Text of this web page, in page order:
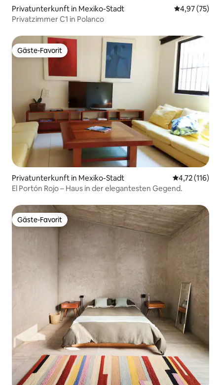
Privatunterkunft in Mexiko-Stadt
4,97 (75)
Privatzimmer C1 in Polanco
Gäste-Favorit
Gäste-Favorit
Privatunterkunft in Mexiko-Stadt
4,72 (116)
El Portón Rojo – Haus in der elegantesten Gegend.
Gäste-Favorit
Gäste-Favorit